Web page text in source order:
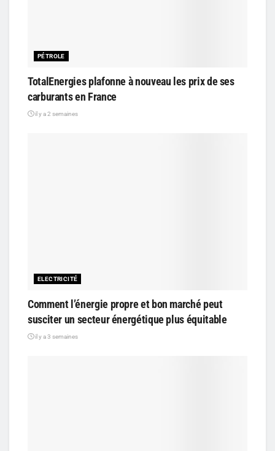
PÉTROLE
TotalEnergies plafonne à nouveau les prix de ses
carburants en France
il y a 2 semaines
ELECTRICITÉ
Comment l’énergie propre et bon marché peut
susciter un secteur énergétique plus équitable
il y a 3 semaines